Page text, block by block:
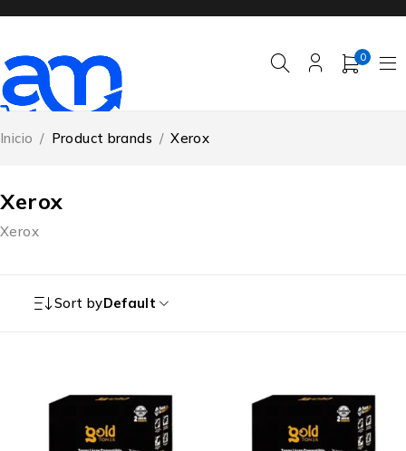
0
Xerox
Inicio / Product brands / Xerox
Xerox
Sort byDefault